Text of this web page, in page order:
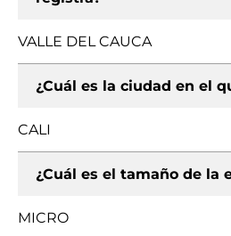
VALLE DEL CAUCA
¿Cuál es la ciudad en el
CALI
¿Cuál es el tamaño de la
MICRO